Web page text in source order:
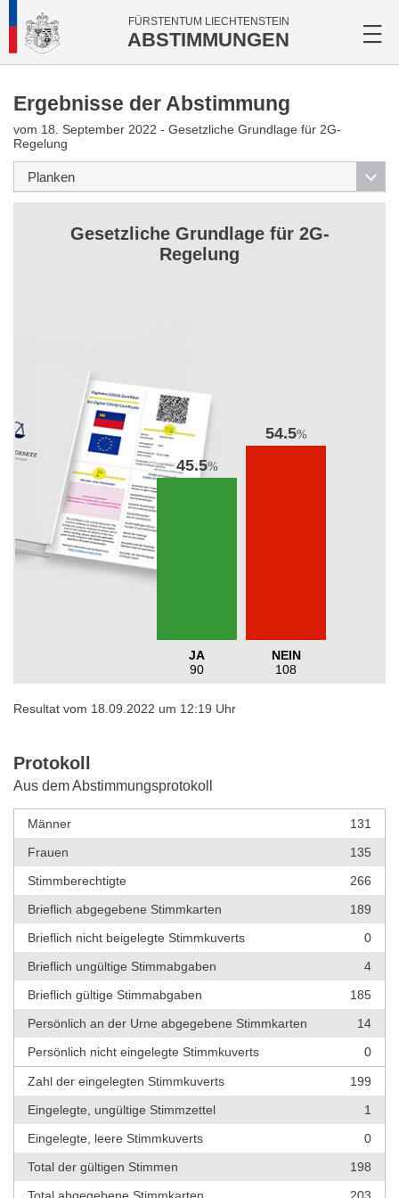
FÜRSTENTUM LIECHTENSTEIN
ABSTIMMUNGEN
Ergebnisse der Abstimmung
vom 18. September 2022 - Gesetzliche Grundlage für 2G-
Regelung
Gesetzliche Grundlage für 2G-
Regelung
45.5%
JA
90
54.5%
NEIN
108
Resultat vom 18.09.2022 um 12:19 Uhr
Protokoll
Aus dem Abstimmungsprotokoll
Männer
131
Frauen
135
Stimmberechtigte
266
Brieflich abgegebene Stimmkarten
189
Brieflich nicht beigelegte Stimmkuverts
0
Brieflich ungültige Stimmabgaben
4
Brieflich gültige Stimmabgaben
185
Persönlich an der Urne abgegebene Stimmkarten
14
Persönlich nicht eingelegte Stimmkuverts
0
Zahl der eingelegten Stimmkuverts
199
Eingelegte, ungültige Stimmzettel
1
Eingelegte, leere Stimmkuverts
0
Total der gültigen Stimmen
198
Total abgegebene Stimmkarten
203